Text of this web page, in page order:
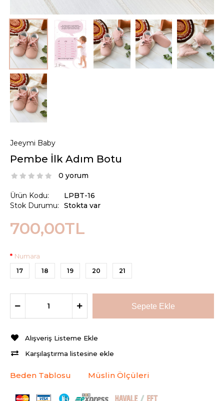
Jeeymi Baby
Pembe İlk Adım Botu
0 yorum
Ürün Kodu:
Stok Durumu:
LPBT-16
Stokta var
700,00TL
Numara
17 18 19 20 21
Alışveriş Listeme Ekle
Karşılaştırma listesine ekle
Beden Tablosu Müslin Ölçüleri